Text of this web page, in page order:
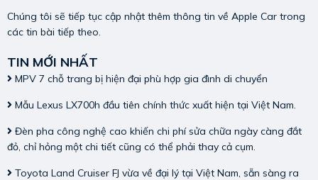
Chúng tôi sẽ tiếp tục cập nhật thêm thông tin về Apple Car trong
các tin bài tiếp theo.
TIN MỚI NHẤT
MPV 7 chỗ trang bị hiện đại phù hợp gia đình di chuyển
Mẫu Lexus LX700h đầu tiên chính thức xuất hiện tại Việt Nam.
Đèn pha công nghệ cao khiến chi phí sửa chữa ngày càng đắt
đỏ, chỉ hỏng một chi tiết cũng có thể phải thay cả cụm.
Toyota Land Cruiser FJ vừa về đại lý tại Việt Nam, sẵn sàng ra